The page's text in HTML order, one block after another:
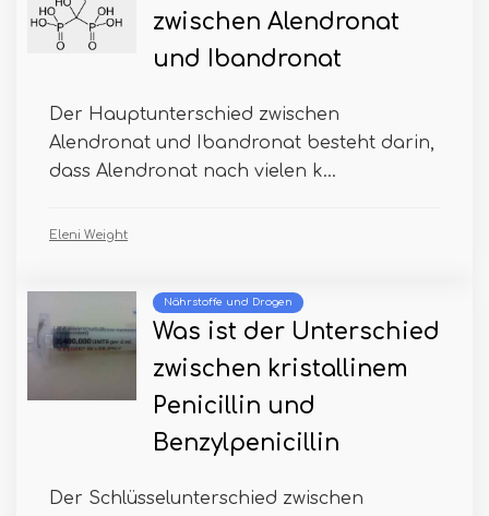
zwischen Alendronat
und Ibandronat
Der Hauptunterschied zwischen
Alendronat und Ibandronat besteht darin,
dass Alendronat nach vielen k...
Eleni Weight
Nährstoffe und Drogen
Was ist der Unterschied
zwischen kristallinem
Penicillin und
Benzylpenicillin
Der Schlüsselunterschied zwischen